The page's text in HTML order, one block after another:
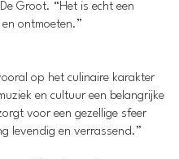
Groot. “Het is echt een
ontmoeten.”
op het culinaire karakter
en cultuur een belangrijke
voor een gezellige sfeer
levendig en verrassend.”